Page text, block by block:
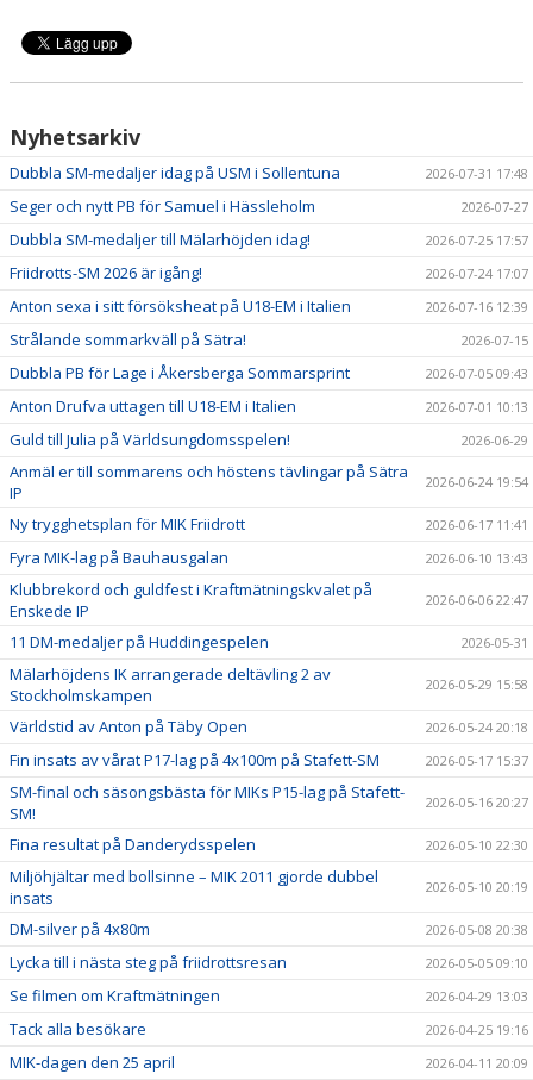
Nyhetsarkiv
Dubbla SM-medaljer idag på USM i Sollentuna 2026-07-31 17:48
Seger och nytt PB för Samuel i Hässleholm 2026-07-27
Dubbla SM-medaljer till Mälarhöjden idag! 2026-07-25 17:57
Friidrotts-SM 2026 är igång! 2026-07-24 17:07
Anton sexa i sitt försöksheat på U18-EM i Italien 2026-07-16 12:39
Strålande sommarkväll på Sätra! 2026-07-15
Dubbla PB för Lage i Åkersberga Sommarsprint 2026-07-05 09:43
Anton Drufva uttagen till U18-EM i Italien 2026-07-01 10:13
Guld till Julia på Världsungdomsspelen! 2026-06-29
Anmäl er till sommarens och höstens tävlingar på Sätra
IP
2026-06-24 19:54
Ny trygghetsplan för MIK Friidrott 2026-06-17 11:41
Fyra MIK-lag på Bauhausgalan 2026-06-10 13:43
Klubbrekord och guldfest i Kraftmätningskvalet på
Enskede IP
2026-06-06 22:47
11 DM-medaljer på Huddingespelen 2026-05-31
Mälarhöjdens IK arrangerade deltävling 2 av
Stockholmskampen
2026-05-29 15:58
Världstid av Anton på Täby Open 2026-05-24 20:18
Fin insats av vårat P17-lag på 4x100m på Stafett-SM 2026-05-17 15:37
SM-final och säsongsbästa för MIKs P15-lag på Stafett-
SM!
2026-05-16 20:27
Fina resultat på Danderydsspelen 2026-05-10 22:30
Miljöhjältar med bollsinne – MIK 2011 gjorde dubbel
insats
2026-05-10 20:19
DM-silver på 4x80m 2026-05-08 20:38
Lycka till i nästa steg på friidrottsresan 2026-05-05 09:10
Se filmen om Kraftmätningen 2026-04-29 13:03
Tack alla besökare 2026-04-25 19:16
MIK-dagen den 25 april 2026-04-11 20:09